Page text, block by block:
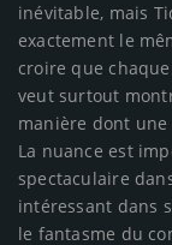
inévitable, mais
exactement le
croire que
veut surtout
manière dont une
La nuance est
spectaculaire
intéressant dans
le fantasme du